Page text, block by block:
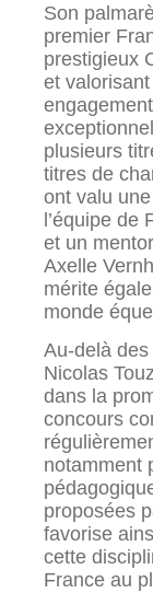
Son
premier
prestigieux
et
plusieurs
titres de
ont valu
l’équipe de
et un
Axelle
mérite
monde
Au-delà
Nicolas
dans la
concours
notamment
proposées
favorise
cette
France au